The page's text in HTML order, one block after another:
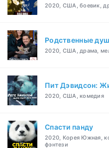
2020, США, боевик,
Родственные
2020, США, драма,
Пит Дэвидсон:
2020, США, комедия
Спасти панду
2020, Корея Южная,
фэнтези